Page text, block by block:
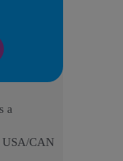
a
USA/CAN